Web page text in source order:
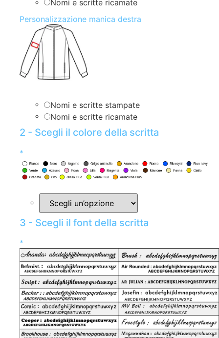
Nomi e scritte ricamate
Personalizzazione manica destra
Nomi e scritte stampate
Nomi e scritte ricamate
2 - Scegli il colore della scritta
*
3 - Scegli il font della scritta
*